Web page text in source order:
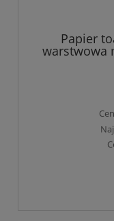
Papier
warstwowa